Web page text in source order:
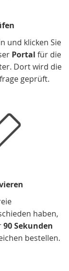
und klicken Sie
Portal für die
Dort wird die
geprüft.
haben,
90 Sekunden
bestellen.